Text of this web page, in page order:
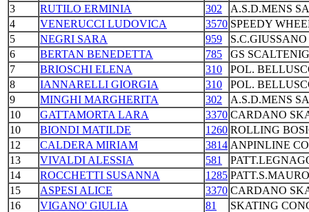
3
RUTILO ERMINIA 302
A.S.D.MENS
4
VENERUCCI LUDOVICA 3570 SPEEDY
5
NEGRI SARA 959
S.C.GIUSSANO
6
BERTAN BENEDETTA 785
GS
7
BRIOSCHI ELENA 310
POL.
8
IANNARELLI GIORGIA 310
POL.
9
MINGHI MARGHERITA 302
A.S.D.MENS
10
GATTAMORTA LARA 3370 CARDANO
10
BIONDI MATILDE 1260 ROLLING
12
CALDERA MIRIAM 3814 ANPINLINE
13
VIVALDI ALESSIA 581
14
ROCCHETTI SUSANNA 1285
15
ASPESI ALICE 3370 CARDANO
16
VIGANO' GIULIA 81
SKATING